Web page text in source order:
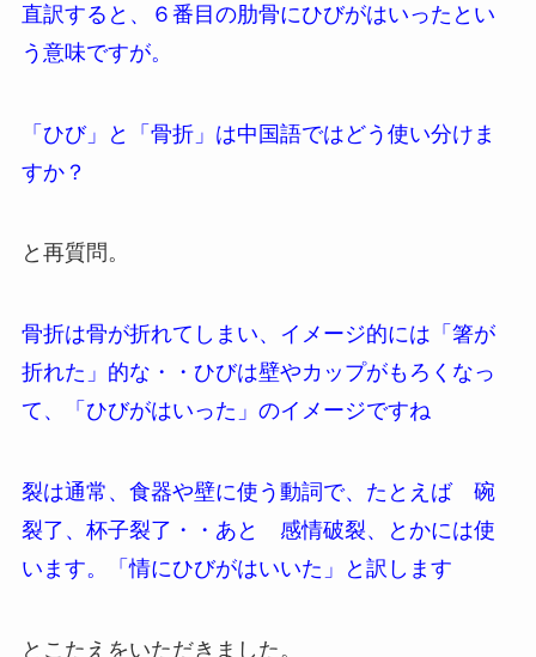
直訳すると、６番目の肋骨にひびがはいったとい
う意味ですが。
「ひび」と「骨折」は中国語ではどう使い分けま
すか？
と再質問。
骨折は骨が折れてしまい、イメージ的には「箸が
折れた」的な・・ひびは壁やカップがもろくなっ
て、「ひびがはいった」のイメージですね
裂は通常、食器や壁に使う動詞で、たとえば 碗
裂了、杯子裂了・・あと 感情破裂、とかには使
います。「情にひびがはいいた」と訳します
とこたえをいただきました。